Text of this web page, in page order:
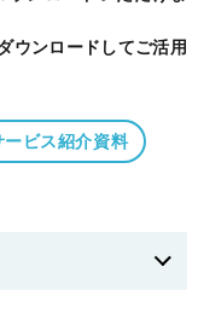
ウンロードしてご活用
ービス紹介資料